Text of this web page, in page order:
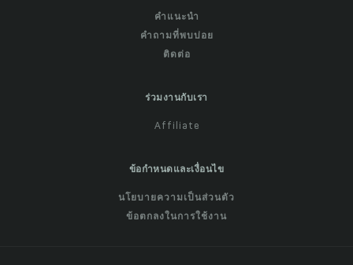
คำแนะนำ
คำถามที่พบบ่อย
ติดต่อ
ร่วมงานกับเรา
Affiliate
ข้อกำหนดและเงื่อนไข
นโยบายความเป็นส่วนตัว
ข้อตกลงในการใช้งาน